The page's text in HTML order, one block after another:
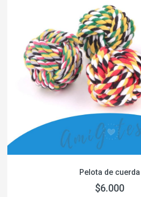
Pelota de cuerda
$6.000